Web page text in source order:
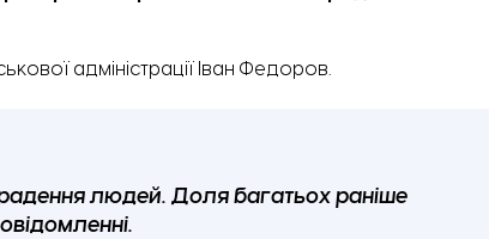
адміністрації Іван Федоров.
людей. Доля багатьох раніше